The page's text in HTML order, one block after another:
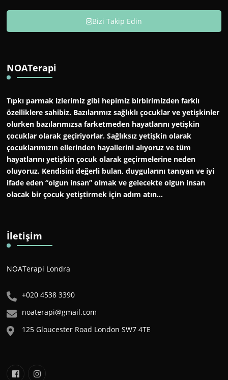
Bizi Takip Edin
NOATerapi
Tıpkı parmak izlerimiz gibi hepimiz birbirimizden farklı
özelliklere sahibiz. Bazılarımız sağlıklı çocuklar ve yetişkinler
olurken bazılarımızsa farketmeden hayatlarını yetişkin
çocuklar olarak geçiriyorlar. Sağlıksız yetişkin olarak
çocuklarımızın ellerinden hayallerini alıyoruz ve tüm
hayatlarını yetişkin çocuk olarak geçirmelerine neden
oluyoruz. Kendisini değerli bulan, duygularını tanıyan ve iyi
ifade eden “olgun insan” olmak ve gelecekte olgun insan
olacak bir çocuk yetiştirmek için adım atın…
İletişim
NOATerapi Londra
+020 4538 3390
noaterapi@gmail.com
125 Gloucester Road London SW7 4TE